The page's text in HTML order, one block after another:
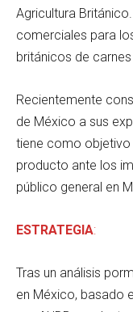
Agricultura
comerciales para
británicos de
Recientemente
de México a sus
tiene como objetivo
producto ante los
público general en
ESTRATEGIA:
Tras un análisis
en México, basado